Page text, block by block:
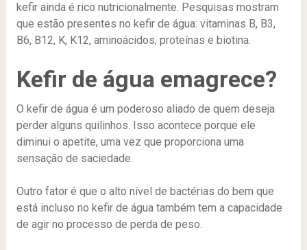
kefir ainda é rico nutricionalmente. Pesquisas mostram
que estão presentes no kefir de água: vitaminas B, B3,
B6, B12, K, K12, aminoácidos, proteínas e biotina.
Kefir de água emagrece?
O kefir de água é um poderoso aliado de quem deseja
perder alguns quilinhos. Isso acontece porque ele
diminui o apetite, uma vez que proporciona uma
sensação de saciedade.
Outro fator é que o alto nível de bactérias do bem que
está incluso no kefir de água também tem a capacidade
de agir no processo de perda de peso.